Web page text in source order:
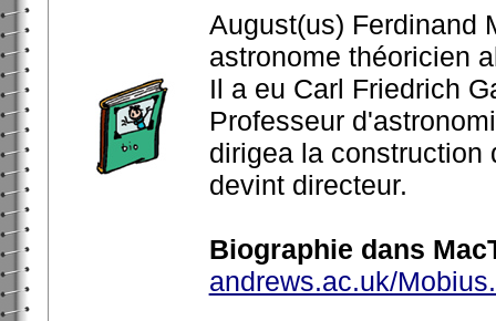
August(us) Ferdinand
astronome théoricien
Il a eu Carl Friedrich
Professeur
dirigea la construction
devint directeur.
Biographie dans
andrews.ac.uk/